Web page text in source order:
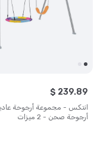
انتكس - مجموعة أرجوحة
أرجوحة صحن - 2 ميزات
$ 239.89